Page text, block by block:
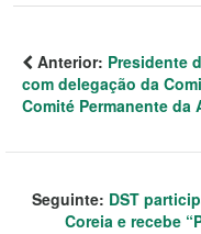
Anterior: Presidente
com delegação da
Comité Permanente da
Seguinte: DST
Coreia e recebe